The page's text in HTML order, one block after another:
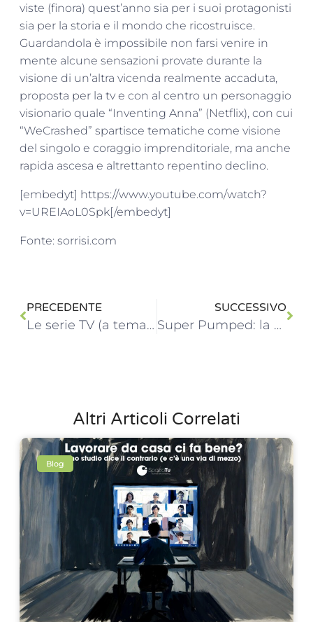
viste (finora) quest’anno sia per i suoi protagonisti
sia per la storia e il mondo che ricostruisce.
Guardandola è impossibile non farsi venire in
mente alcune sensazioni provate durante la
visione di un’altra vicenda realmente accaduta,
proposta per la tv e con al centro un personaggio
visionario quale “Inventing Anna” (Netflix), con cui
“WeCrashed” spartisce tematiche come visione
del singolo e coraggio imprenditoriale, ma anche
rapida ascesa e altrettanto repentino declino.
[embedyt] https://www.youtube.com/watch?
v=UREIAoL0Spk[/embedyt]
Fonte: sorrisi.com
PRECEDENTE
Le serie TV (a tema lavorativo) consigliate dallo staff di SpazioTu
SUCCESSIVO
Super Pumped: la controversa storia di Uber
Altri Articoli Correlati
Blog